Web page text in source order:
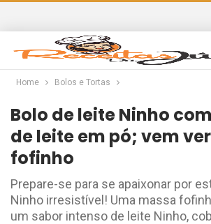
Home Bolos e Tortas
Bolo de leite Ninho
de leite em pó; vem
fofinho
Prepare-se para se apaixonar por
Ninho irresistível! Uma massa
um sabor intenso de leite Ninho,